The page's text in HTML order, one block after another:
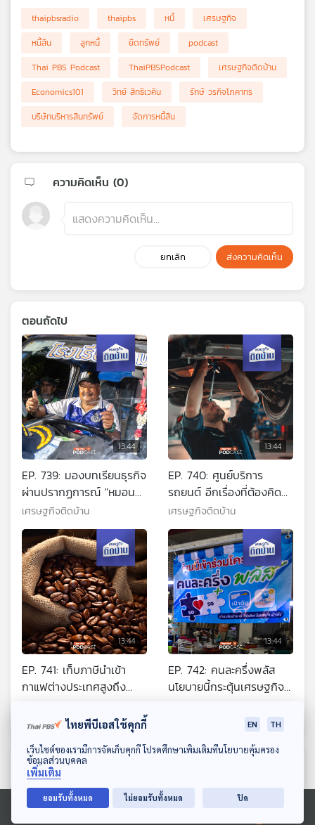
ดาวน์โหลด Thai PBS Podcast Application
Ⓒ 2020 องค์การกระจายเสียงและแพร่ภาพสาธารณะแห่งประเทศไทย
thaipbsradio thaipbs หนี้
เศรษฐกิจ
หนี้สิน
ลูกหนี้ ยึดทรัพย์
podcast
Thai PBS Podcast
ThaiPBSPodcast
เศรษฐกิจติดบ้าน
Economics101
วิทย์ สิทธิเวคิน
รักษ์ วรกิจโภคาทร
บริษัทบริหารสินทรัพย์
จัดการหนี้สิน
ความคิดเห็น (0)
ยกเลิก ส่งความคิดเห็น
ตอนถัดไป
13:44
EP. 739: มองบทเรียนธุรกิจ
ผ่านปรากฏการณ์ "หมอน
ทองวิทยา"
เศรษฐกิจติดบ้าน
13:44
EP. 740: ศูนย์บริการ
รถยนต์ อีกเรื่องที่ต้องคิด
ก่อนซื้อ โดยเฉพาะรถยนต์
แบรนด์จีน
เศรษฐกิจติดบ้าน
13:44
EP. 741: เก็บภาษีนำเข้า
กาแฟต่างประเทศสูงถึง
หรือไม่ ?
13:44
EP. 742: คนละครึ่งพลัส
นโยบายนี้กระตุ้นเศรษฐกิจ
ตอนที่เกี่ยวข้อง
ไทยพีบีเอสใช้คุกกี้ EN TH
เว็บไซต์ของเรามีการจัดเก็บคุกกี้ โปรดศึกษาเพิ่มเติมที่นโยบายคุ้มครอง
ข้อมูลส่วนบุคคล
เพิ่มเติม
ยอมรับทั้งหมด ไม่ยอมรับทั้งหมด ปิด